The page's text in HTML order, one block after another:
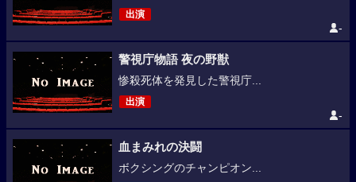
出演
-
警視庁物語 夜の野獣
惨殺死体を発見した警視庁...
出演
-
血まみれの決闘
ボクシングのチャンピオン...